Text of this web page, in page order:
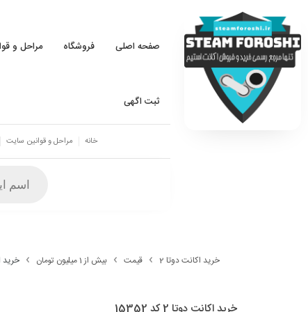
صفحه اصلی فروشگاه مراحل و
ثبت اگهی
خانه مراحل و قوانین سایت
خرید اکانت دوتا 2 قیمت بیش از 1 میلیون تومان خرید